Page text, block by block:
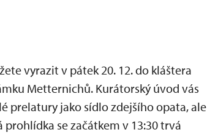
vyrazit v pátek 20. 12. do kláštera
Metternichů. Kurátorský úvod vás
prelatury jako sídlo zdejšího opata, ale
se začátkem v 13:30 trvá